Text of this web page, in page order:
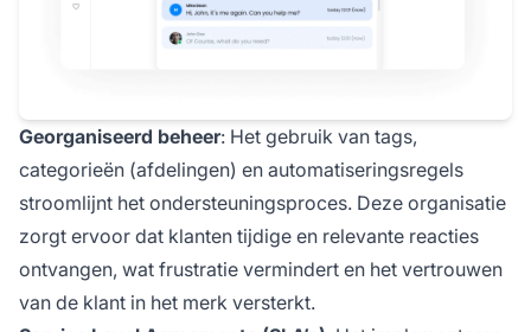
Georganiseerd beheer: Het gebruik van tags,
categorieën (afdelingen) en automatiseringsregels
stroomlijnt het ondersteuningsproces. Deze organisatie
zorgt ervoor dat klanten tijdige en relevante reacties
ontvangen, wat frustratie vermindert en het vertrouwen
van de klant in het merk versterkt.